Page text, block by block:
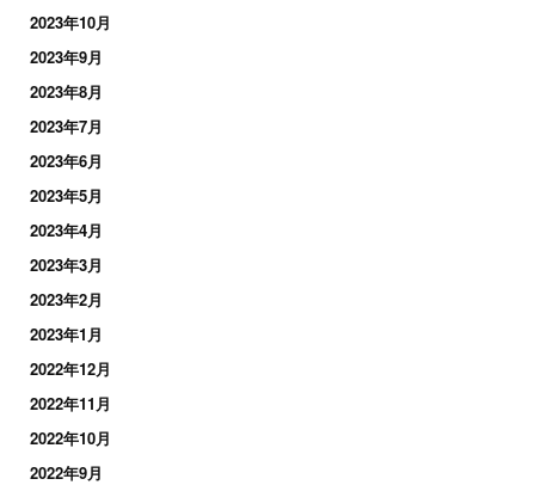
2023年10月
2023年9月
2023年8月
2023年7月
2023年6月
2023年5月
2023年4月
2023年3月
2023年2月
2023年1月
2022年12月
2022年11月
2022年10月
2022年9月